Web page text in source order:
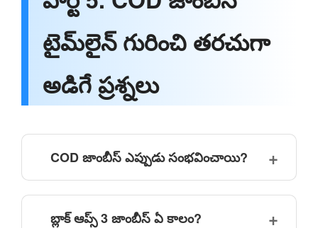
టైమ్‌లైన్ గురించి తరచుగా
అడిగే ప్రశ్నలు
COD జాంబీస్ ఎప్పుడు సంభవించాయి?
బ్లాక్ ఆప్స్ 3 జాంబీస్ ఏ కాలం?